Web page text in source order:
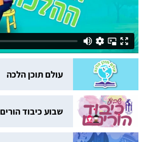
עולם תוכן הלכה
שבוע כיבוד הורים